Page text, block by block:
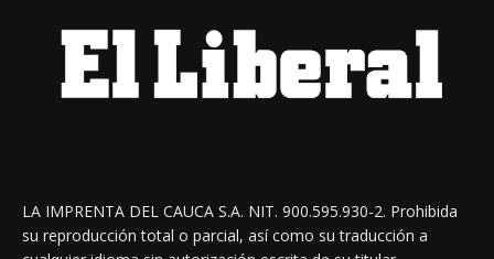
LA IMPRENTA DEL CAUCA S.A. NIT. 900.595.930-2. Prohibida
su reproducción total o parcial, así como su traducción a